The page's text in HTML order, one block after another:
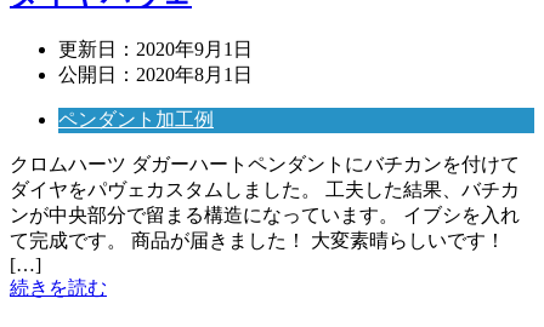
更新日： 2020年9月1日
公開日： 2020年8月1日
ペンダント加工例
クロムハーツ ダガーハートペンダントにバチカンを付けて
ダイヤをパヴェカスタムしました。 工夫した結果、バチカ
ンが中央部分で留まる構造になっています。 イブシを入れ
て完成です。 商品が届きました！ 大変素晴らしいです！
[…]
続きを読む